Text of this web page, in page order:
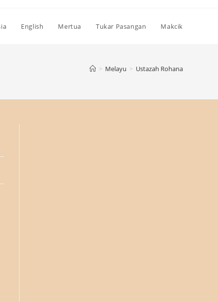
English Mertua Tukar Pasangan Makcik
> Melayu > Ustazah Rohana